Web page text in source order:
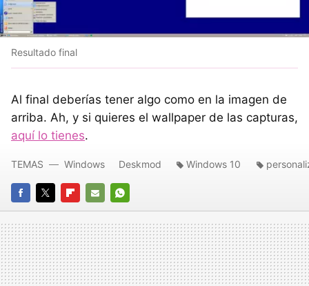
Resultado final
Al final deberías tener algo como en la imagen de
arriba. Ah, y si quieres el wallpaper de las capturas,
aquí lo tienes.
FACEBOOK
TWITTERFLIPBOARD
E-
MAIL
WHATSAPP
TEMAS Windows Deskmod Windows 10